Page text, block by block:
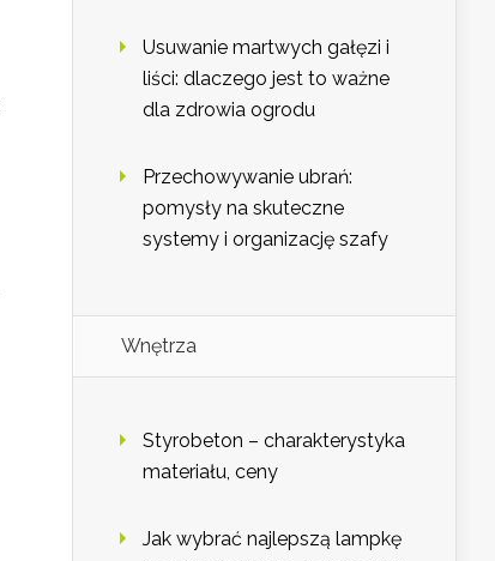
Usuwanie martwych gałęzi i
liści: dlaczego jest to ważne
dla zdrowia ogrodu
Przechowywanie ubrań:
pomysły na skuteczne
systemy i organizację szafy
Wnętrza
Styrobeton – charakterystyka
materiału, ceny
Jak wybrać najlepszą lampkę